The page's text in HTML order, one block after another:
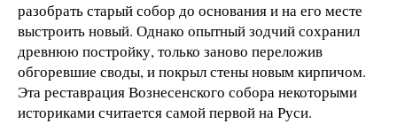
разобрать старый собор до основания и на его месте
выстроить новый. Однако опытный зодчий сохранил
древнюю постройку, только заново переложив
обгоревшие своды, и покрыл стены новым кирпичом.
Эта реставрация Вознесенского собора некоторыми
историками считается самой первой на Руси.